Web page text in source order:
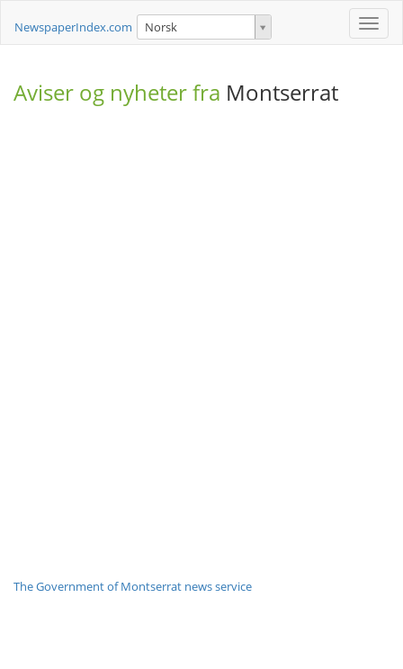
Toggle
NewspaperIndex.com Norsk
Aviser og nyheter fra Montserrat
The Government of Montserrat news service